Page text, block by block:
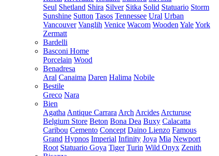
Seul Shetland Shira Silver Sitka Solid Statuario Storm
Sunshine Sutton Tasos Tennessee Ural Urban
Vancouver Vanglih Venice Wacom Wooden YaleYork
Zermatt
Bardelli
Basconi Home
Porcelain Wood
Benadresa
Aral Canaima Daren Halima Nobile
Bestile
Greco Nara
Bien
Agatha Antique Carrara Arch Arcides Arcturuse
Belgium Store Beton Bona Dea Buxy Calacatta
Caribou Cemento Concept Daino Lienzo Famous
Grand Hypnos Imperial Infinity Joya Mia Newport
Root Statuario Goya Tiger Turin Wild Onyx Zenith